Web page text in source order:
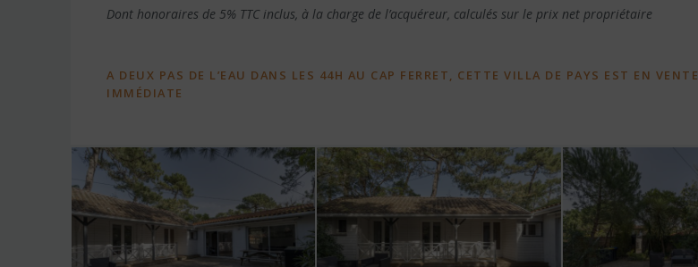
Dont honoraires de 5% TTC inclus, à la charge de l’acquéreur, calculés sur le prix net propriétaire
A DEUX PAS DE L’EAU DANS LES 44H AU CAP FERRET, CETTE VILLA DE PAYS EST EN VENTE
IMMÉDIATE